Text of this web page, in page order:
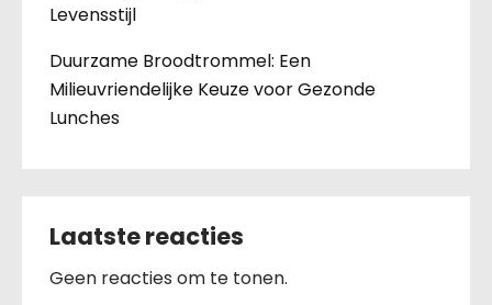
Levensstijl
Duurzame Broodtrommel: Een
Milieuvriendelijke Keuze voor Gezonde
Lunches
Laatste reacties
Geen reacties om te tonen.